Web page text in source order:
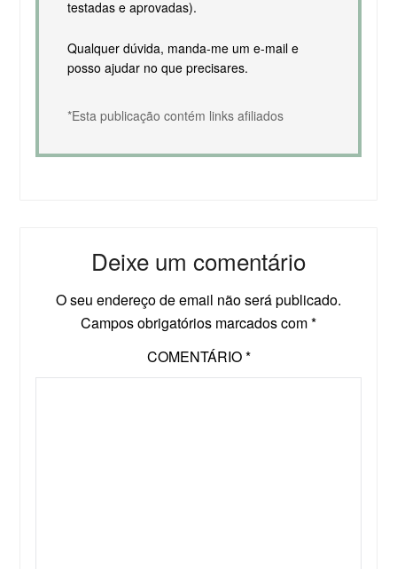
testadas e aprovadas).
Qualquer dúvida, manda-me um e-mail e
posso ajudar no que precisares.
*Esta publicação contém links afiliados
Deixe um comentário
O seu endereço de email não será publicado.
Campos obrigatórios marcados com*
COMENTÁRIO*